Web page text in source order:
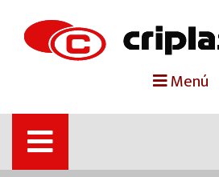
Menú
portada
criplast